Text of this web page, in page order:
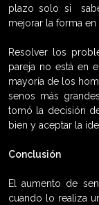
plazo solo si
mejorar la forma en
Resolver los
pareja no está en
mayoría de los
senos más
tomó la decisión
bien y aceptar la
Conclusión
El aumento de
cuando lo realiza